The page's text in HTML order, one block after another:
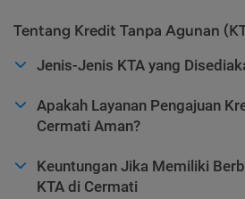
Tentang Kredit Tanpa Agunan
Jenis-Jenis KTA yang
Apakah Layanan Pengajuan
Cermati Aman?
Keuntungan Jika Memiliki
KTA di Cermati